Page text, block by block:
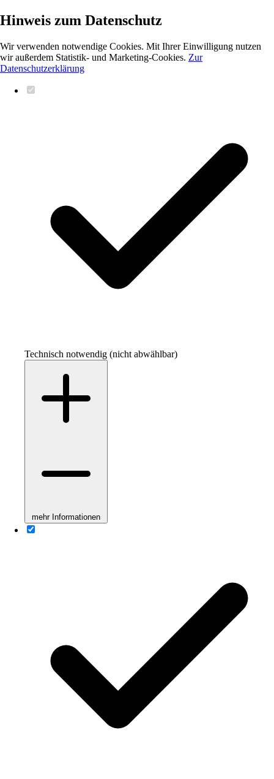
Hinweis zum Datenschutz
Wir verwenden notwendige Cookies. Mit Ihrer Einwilligung nutzen
wir außerdem Statistik- und Marketing-Cookies. Zur
Datenschutzerklärung
Technisch notwendig (nicht abwählbar)
mehr Informationen